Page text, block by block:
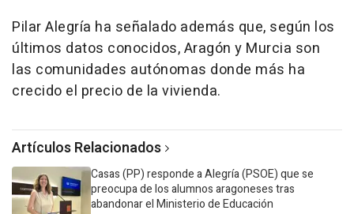
Pilar Alegría ha señalado además que, según los
últimos datos conocidos, Aragón y Murcia son
las comunidades autónomas donde más ha
crecido el precio de la vivienda.
Artículos Relacionados
Casas (PP) responde a Alegría (PSOE) que se
preocupa de los alumnos aragoneses tras
abandonar el Ministerio de Educación